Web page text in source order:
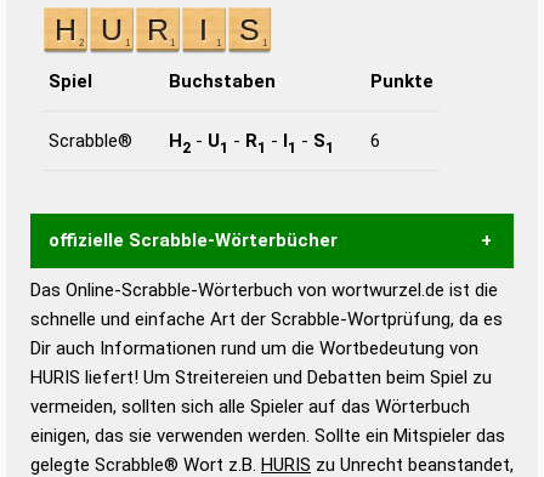
Spiel Buchstaben Punkte
Scrabble® H2 - U1 - R1 - I1 - S1 6
offizielle Scrabble-Wörterbücher
Wortwurzel liefert mit Hilfe eines semantischen
Wortanalyse-Algorithmus gute Anhaltspunkte zu
Wortbedeutung, Worttrennung und Wortform, um die
Gültigkeit eines Wortes für das Scrabble-Spiel zu
bestimmen!
zugelassene Turnier Scrabble-
Wörterbücher sind:
Das Online-Scrabble-Wörterbuch von wortwurzel.de ist die
schnelle und einfache Art der Scrabble-Wortprüfung, da es
Dir auch Informationen rund um die Wortbedeutung von
HURIS liefert! Um Streitereien und Debatten beim Spiel zu
vermeiden, sollten sich alle Spieler auf das Wörterbuch
einigen, das sie verwenden werden. Sollte ein Mitspieler das
gelegte Scrabble® Wort z.B. HURIS zu Unrecht beanstandet,